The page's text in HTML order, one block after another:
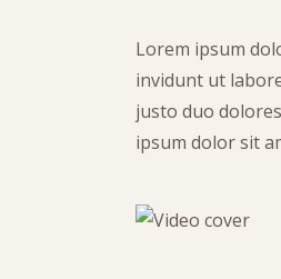
Lorem ipsum
invidunt ut
justo duo
ipsum dolor sit